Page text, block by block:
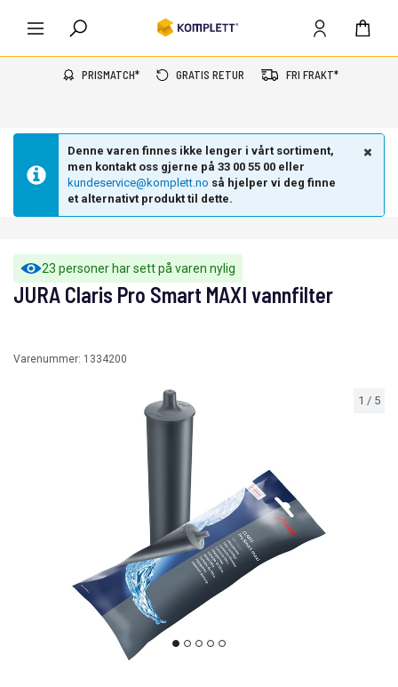
PRISMATCH* GRATIS RETUR FRI FRAKT*
Denne varen finnes ikke lenger i vårt sortiment,
men kontakt oss gjerne på 33 00 55 00 eller
kundeservice@komplett.no så hjelper vi deg finne
et alternativt produkt til dette.
23 personer har sett på varen nylig
1 / 5
JURA Claris Pro Smart MAXI vannfilter
Varenummer: 1334200